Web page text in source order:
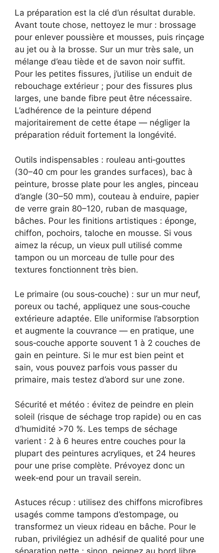
La préparation est la clé d’un résultat durable.
Avant toute chose, nettoyez le mur : brossage
pour enlever poussière et mousses, puis rinçage
au jet ou à la brosse. Sur un mur très sale, un
mélange d’eau tiède et de savon noir suffit.
Pour les petites fissures, j’utilise un enduit de
rebouchage extérieur ; pour des fissures plus
larges, une bande fibre peut être nécessaire.
L’adhérence de la peinture dépend
majoritairement de cette étape — négliger la
préparation réduit fortement la longévité.
Outils indispensables : rouleau anti‑gouttes
(30–40 cm pour les grandes surfaces), bac à
peinture, brosse plate pour les angles, pinceau
d’angle (30–50 mm), couteau à enduire, papier
de verre grain 80–120, ruban de masquage,
bâches. Pour les finitions artistiques : éponge,
chiffon, pochoirs, taloche en mousse. Si vous
aimez la récup, un vieux pull utilisé comme
tampon ou un morceau de tulle pour des
textures fonctionnent très bien.
Le primaire (ou sous‑couche) : sur un mur neuf,
poreux ou taché, appliquez une sous‑couche
extérieure adaptée. Elle uniformise l’absorption
et augmente la couvrance — en pratique, une
sous‑couche apporte souvent 1 à 2 couches de
gain en peinture. Si le mur est bien peint et
sain, vous pouvez parfois vous passer du
primaire, mais testez d’abord sur une zone.
Sécurité et météo : évitez de peindre en plein
soleil (risque de séchage trop rapide) ou en cas
d’humidité >70 %. Les temps de séchage
varient : 2 à 6 heures entre couches pour la
plupart des peintures acryliques, et 24 heures
pour une prise complète. Prévoyez donc un
week‑end pour un travail serein.
Astuces récup : utilisez des chiffons microfibres
usagés comme tampons d’estompage, ou
transformez un vieux rideau en bâche. Pour le
ruban, privilégiez un adhésif de qualité pour une